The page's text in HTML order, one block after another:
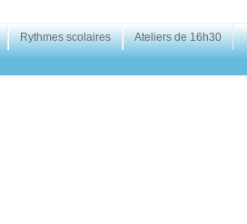
Rythmes scolaires Ateliers de 16h30